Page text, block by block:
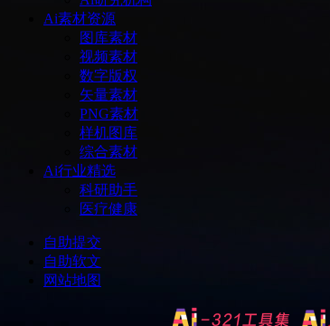
Ai素材资源
图库素材
视频素材
数字版权
矢量素材
PNG素材
样机图库
综合素材
Ai行业精选
科研助手
医疗健康
自助提交
自助软文
网站地图